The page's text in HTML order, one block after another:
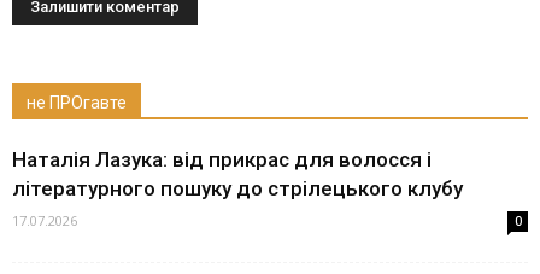
не ПРОгавте
Наталія Лазука: від прикрас для волосся і
літературного пошуку до стрілецького клубу
17.07.2026 0